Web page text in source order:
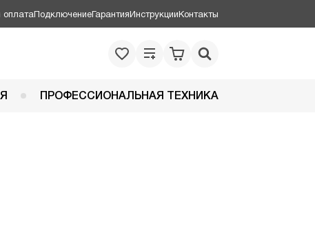
оплатаПодключениеГарантияИнструкцииКонтакты
ПРОФЕССИОНАЛЬНАЯ ТЕХНИКА